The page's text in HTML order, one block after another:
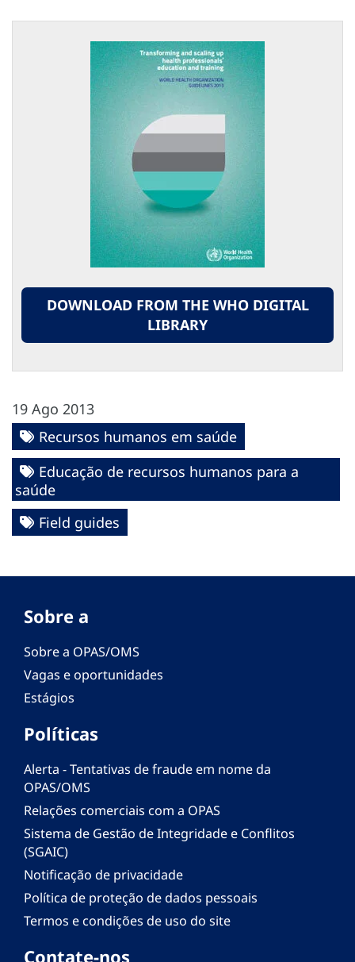
DOWNLOAD FROM THE WHO DIGITAL
LIBRARY
19 Ago 2013
Recursos humanos em saúde
Educação de recursos humanos para a
saúde
Field guides
Sobre a
Sobre a OPAS/OMS
Vagas e oportunidades
Estágios
Políticas
Alerta - Tentativas de fraude em nome da
OPAS/OMS
Relações comerciais com a OPAS
Sistema de Gestão de Integridade e Conflitos
(SGAIC)
Notificação de privacidade
Política de proteção de dados pessoais
Termos e condições de uso do site
Contate-nos